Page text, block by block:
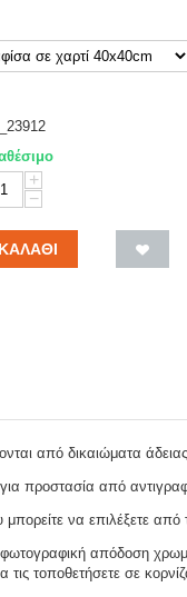
+
−
από δικαιώματα
προστασία από
να επιλέξετε από
απόδοση
τοποθετήσετε σε